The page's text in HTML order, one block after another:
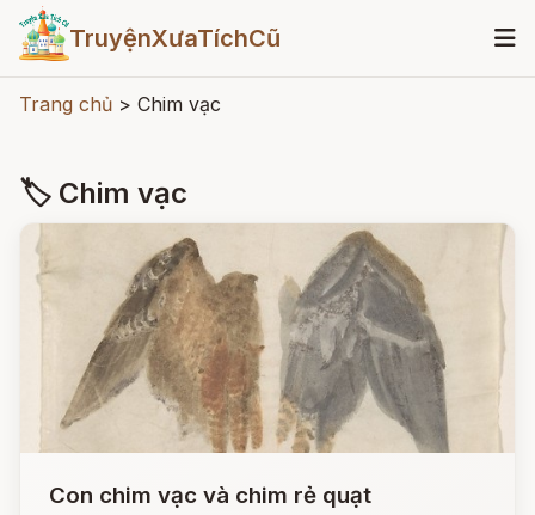
TruyệnXưaTíchCũ
Trang chủ > Chim vạc
🏷 Chim vạc
Con chim vạc và chim rẻ quạt